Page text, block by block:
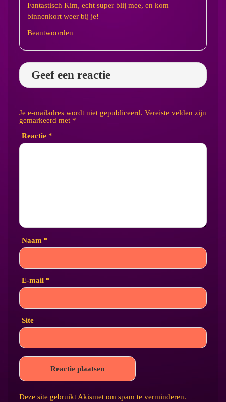
Fantastisch Kim, echt super blij mee, en kom
binnenkort weer bij je!
Beantwoorden
Geef een reactie
Je e-mailadres wordt niet gepubliceerd. Vereiste velden zijn
gemarkeerd met *
Reactie *
Naam *
E-mail *
Site
Deze site gebruikt Akismet om spam te verminderen.